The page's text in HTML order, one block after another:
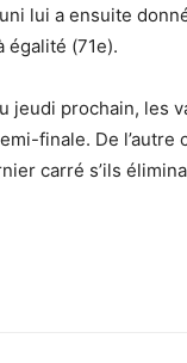
lui a ensuite
(71e).
jeudi prochain, les
finale. De l’autre
carré s’ils